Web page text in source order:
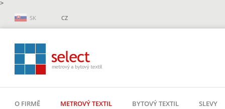
>
SK CZ
O FIRMĚ METROVÝ TEXTIL BYTOVÝ TEXTIL SLEVY